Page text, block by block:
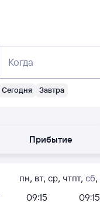
Когда
Сегодня Завтра
Прибытие
пн, вт, ср, чт
09:15
пт, сб,
09:15